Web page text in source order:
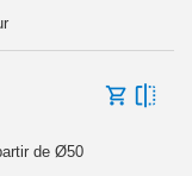
de Ø50